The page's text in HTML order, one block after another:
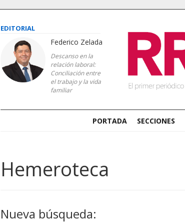
EDITORIAL
Federico Zelada
Descanso en la
relación laboral:
Conciliación entre
el trabajo y la vida
familiar
PORTADA SECCIONES
Hemeroteca
Nueva búsqueda: